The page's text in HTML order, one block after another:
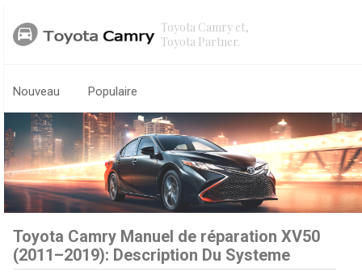
Toyota Camry et,
Toyota Partner.
Nouveau Populaire
Toyota Camry Manuel de réparation XV50
(2011–2019): Description Du Systeme